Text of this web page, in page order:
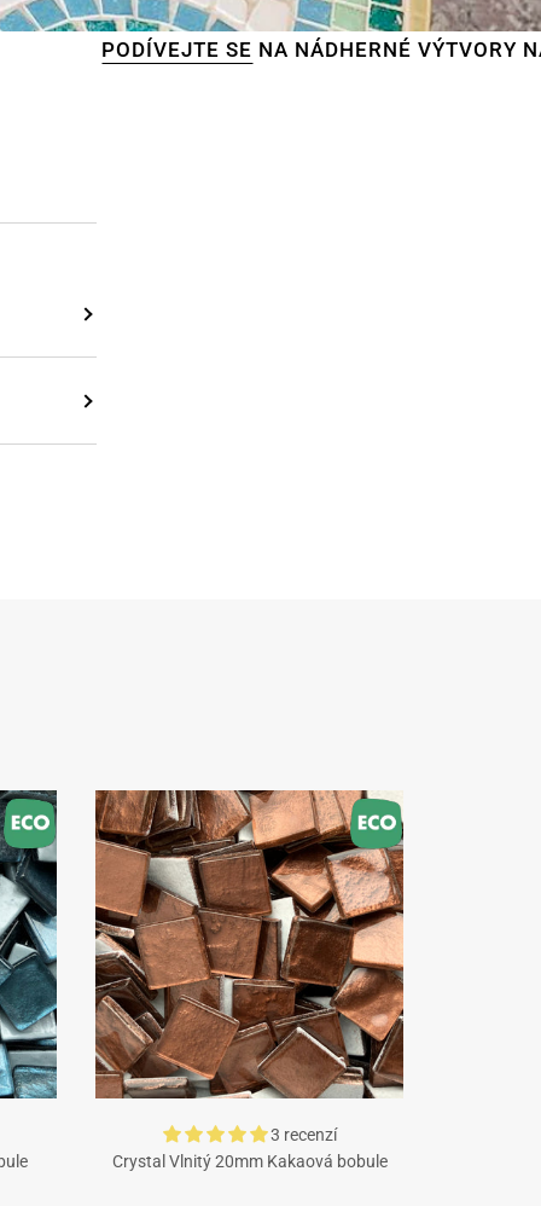
SE NA NÁDHERNÉ VÝTVORY NAŠICH
3 recenzí
Crystal Vlnitý 20mm Kakaová bobule